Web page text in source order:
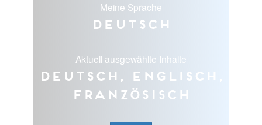
Meine Sprache
Deutsch
Aktuell ausgewählte Inhalte
Deutsch, Englisch,
Französisch